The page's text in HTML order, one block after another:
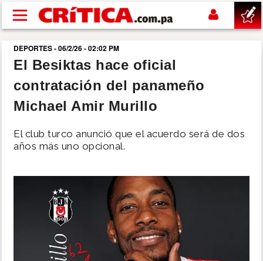
Pasar al contenido principal
buscar
SUCESOS
POLÍTICA
DEPORTES
DEPORTES - 06/2/26 - 02:02 PM
El Besiktas hace oficial
contratación del panameño
Michael Amir Murillo
El club turco anunció que el acuerdo será de dos
años más uno opcional.